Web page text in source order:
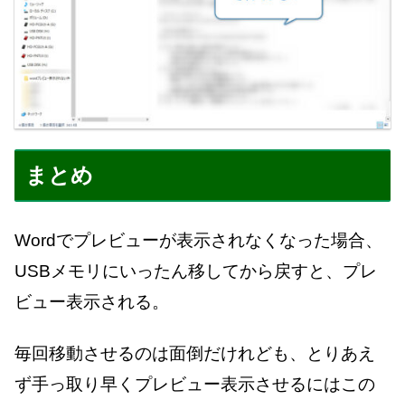
まとめ
Wordでプレビューが表示されなくなった場合、
USBメモリにいったん移してから戻すと、プレ
ビュー表示される。
毎回移動させるのは面倒だけれども、とりあえ
ず手っ取り早くプレビュー表示させるにはこの